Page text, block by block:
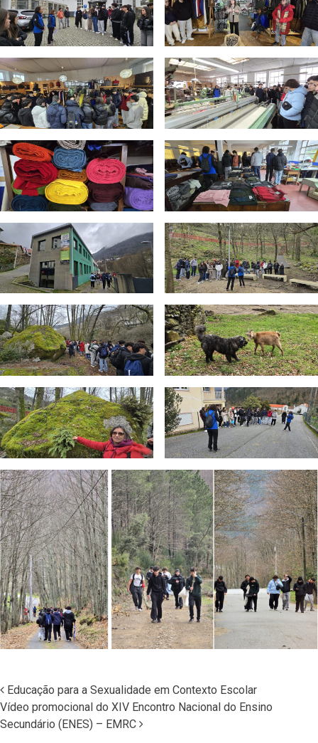
Navegação nos Posts
Educação para a Sexualidade em Contexto Escolar
Vídeo promocional do XIV Encontro Nacional do Ensino
Secundário (ENES) – EMRC